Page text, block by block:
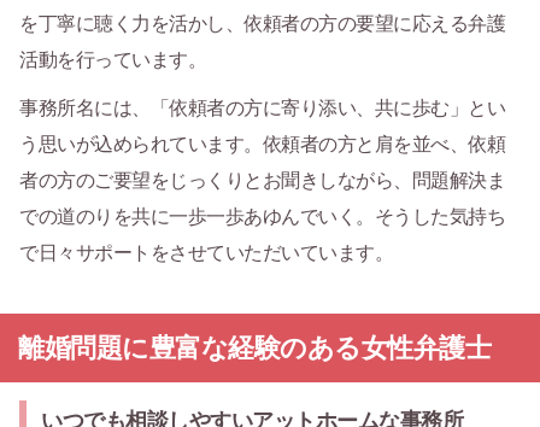
を丁寧に聴く力を活かし、依頼者の方の要望に応える弁護
活動を行っています。
事務所名には、「依頼者の方に寄り添い、共に歩む」とい
う思いが込められています。依頼者の方と肩を並べ、依頼
者の方のご要望をじっくりとお聞きしながら、問題解決ま
での道のりを共に一歩一歩あゆんでいく。そうした気持ち
で日々サポートをさせていただいています。
離婚問題に豊富な経験のある女性弁護士
いつでも相談しやすいアットホームな事務所